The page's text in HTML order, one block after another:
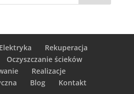
Elektryka
Rekuperacja
Oczyszczanie ścieków
Realizacje
Blog Kontakt